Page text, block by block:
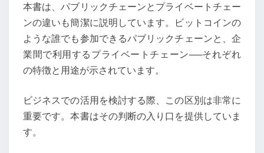
本書は、パブリックチェーンとプライベートチェー
ンの違いも簡潔に説明しています。ビットコインの
ような誰でも参加できるパブリックチェーンと、企
業間で利用するプライベートチェーン──それぞれ
の特徴と用途が示されています。
ビジネスでの活用を検討する際、この区別は非常に
重要です。本書はその判断の入り口を提供していま
す。